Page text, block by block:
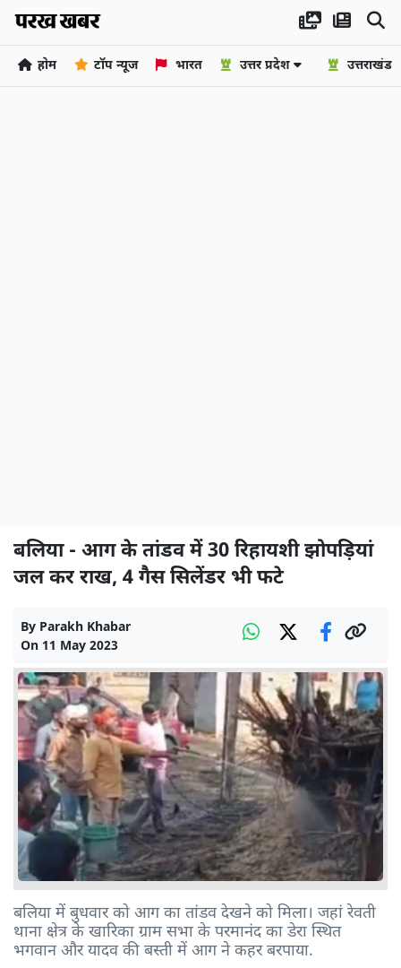
होम टॉप न्यूज भारत उत्तर प्रदेश उत्तराखंड
बलिया - आग के तांडव में 30 रिहायशी झोपड़ियां
जल कर राख, 4 गैस सिलेंडर भी फटे
By Parakh Khabar
On 11 May 2023
बलिया में बुधवार को आग का तांडव देखने को मिला। जहां रेवती
थाना क्षेत्र के खारिका ग्राम सभा के परमानंद का डेरा स्थित
भगवान और यादव की बस्ती में आग ने कहर बरपाया.